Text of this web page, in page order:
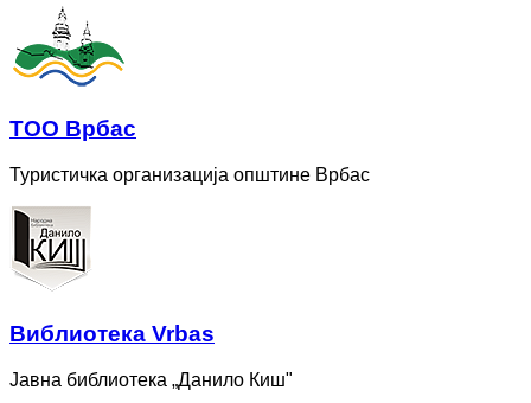
ТОО Врбас
Туристичка организација општине Врбас
Bиблиотека Vrbas
Јавна библиотека „Данило Киш"